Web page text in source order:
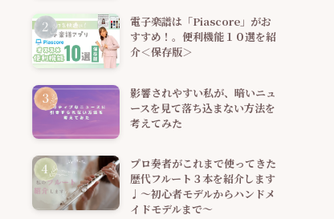
電子楽譜は「Piascore」がお
すすめ！。便利機能１０選を紹
介＜保存版＞
影響されやすい私が、暗いニュ
ースを見て落ち込まない方法を
考えてみた
プロ奏者がこれまで使ってきた
歴代フルート３本を紹介します
♩～初心者モデルからハンドメ
イドモデルまで～